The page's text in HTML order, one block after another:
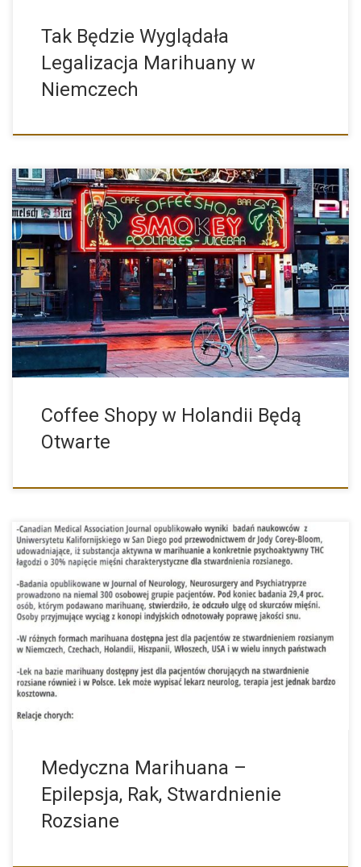
Tak Będzie Wyglądała
Legalizacja Marihuany w
Niemczech
Marihuana będzie do kupienia, coffee shopy w Holandii będą w
[…]
Coffee Shopy w Holandii Będą
Otwarte
Na Marszu Wyzwolenia Konopi 2014 w Warszawie były
rozdawane przez […]
Medyczna Marihuana –
Epilepsja, Rak, Stwardnienie
Rozsiane